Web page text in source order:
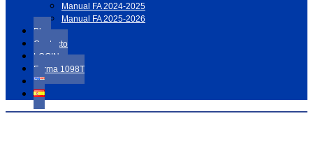
Manual FA 2024-2025
Manual FA 2025-2026
Blog
Contacto
LOGIN
Forma 1098T